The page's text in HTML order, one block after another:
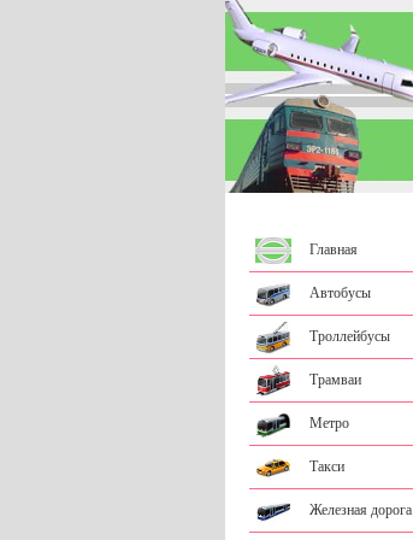
Главная
Автобусы
Троллейбусы
Трамваи
Метро
Такси
Железная дорога